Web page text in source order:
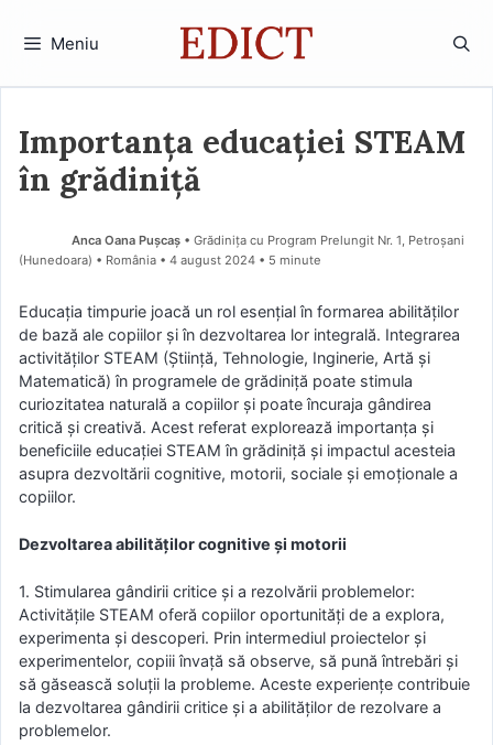
Meniu
Importanța educației STEAM
în grădiniță
Anca Oana Pușcaș • Grădinița cu Program Prelungit Nr. 1, Petroșani
(Hunedoara) • România
4 august 2024 • 5 minute
Educația timpurie joacă un rol esențial în formarea abilităților
de bază ale copiilor și în dezvoltarea lor integrală. Integrarea
activităților STEAM (Știință, Tehnologie, Inginerie, Artă și
Matematică) în programele de grădiniță poate stimula
curiozitatea naturală a copiilor și poate încuraja gândirea
critică și creativă. Acest referat explorează importanța și
beneficiile educației STEAM în grădiniță și impactul acesteia
asupra dezvoltării cognitive, motorii, sociale și emoționale a
copiilor.
Dezvoltarea abilităților cognitive și motorii
1. Stimularea gândirii critice și a rezolvării problemelor:
Activitățile STEAM oferă copiilor oportunități de a explora,
experimenta și descoperi. Prin intermediul proiectelor și
experimentelor, copiii învață să observe, să pună întrebări și
să găsească soluții la probleme. Aceste experiențe contribuie
la dezvoltarea gândirii critice și a abilităților de rezolvare a
problemelor.